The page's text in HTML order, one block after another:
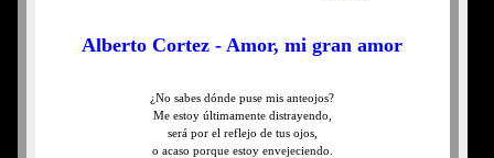
Alberto Cortez - Amor, mi gran amor
¿No sabes dónde puse mis anteojos?
Me estoy últimamente distrayendo,
será por el reflejo de tus ojos,
o acaso porque estoy envejeciendo.